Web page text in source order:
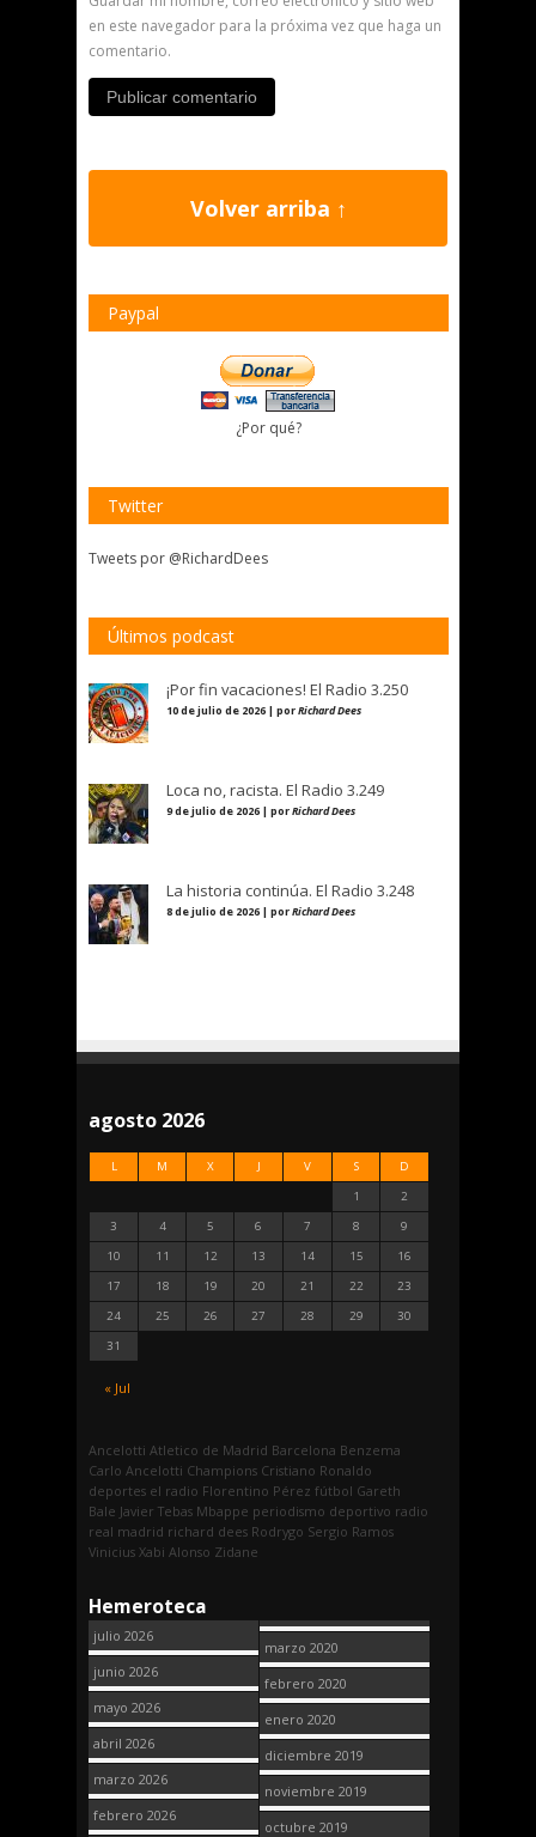
en este navegador para la próxima vez que haga un
comentario.
Volver arriba ↑
Paypal
¿Por qué?
Twitter
Tweets por @RichardDees
Últimos podcast
¡Por fin vacaciones! El Radio 3.250
10 de julio de 2026 | porRichard Dees
Loca no, racista. El Radio 3.249
9 de julio de 2026 | porRichard Dees
La historia continúa. El Radio 3.248
8 de julio de 2026 | porRichard Dees
agosto 2026
L M X J V S D
« Jul
1
2
3
4 5 6 7 8
9
10
11 12 13 14 15
16
17
18 19 20 21 22
23
24
25 26 27 28 29
30
31
Ancelotti Atletico de Madrid Barcelona Benzema
Carlo Ancelotti Champions Cristiano Ronaldo
deportes el radio Florentino Pérez fútbol Gareth
Bale Javier Tebas Mbappe periodismo deportivo radio
real madrid richard dees Rodrygo Sergio Ramos
Vinicius Xabi Alonso Zidane
Hemeroteca
julio 2026
junio 2026
mayo 2026
abril 2026
marzo 2026
febrero 2026
marzo 2020
febrero 2020
enero 2020
diciembre 2019
noviembre 2019
octubre 2019